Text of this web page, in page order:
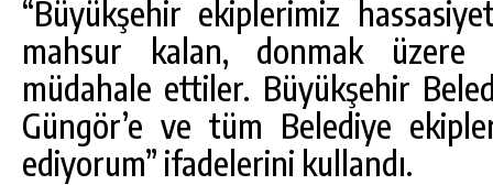
“Büyükşehir ekiplerimiz
mahsur kalan, donmak
müdahale ettiler. Büyükşehir
Güngör’e ve tüm Belediye
ediyorum” ifadelerini kullandı.